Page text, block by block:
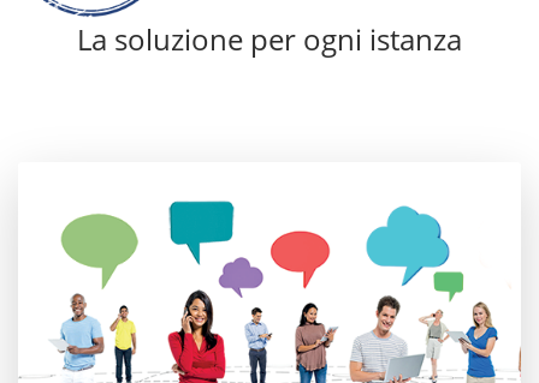
La soluzione per ogni istanza